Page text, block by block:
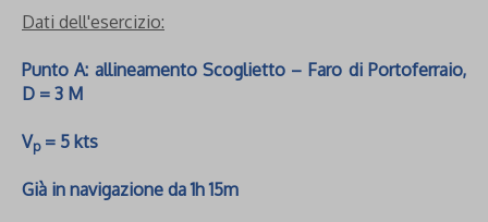
Dati dell'esercizio:
Punto A: allineamento Scoglietto – Faro di Portoferraio,
D = 3 M
Vp= 5 kts
Già in navigazione da 1h 15m